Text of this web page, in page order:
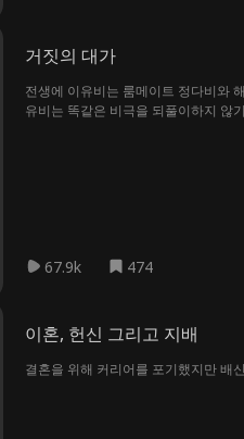
거짓의 대가
전생에 이유비는 룸메이트 정다비와
유비는 똑같은 비극을 되풀이하지 않
67.9k 474
이혼, 헌신 그리고 지배
결혼을 위해 커리어를 포기했지만 배